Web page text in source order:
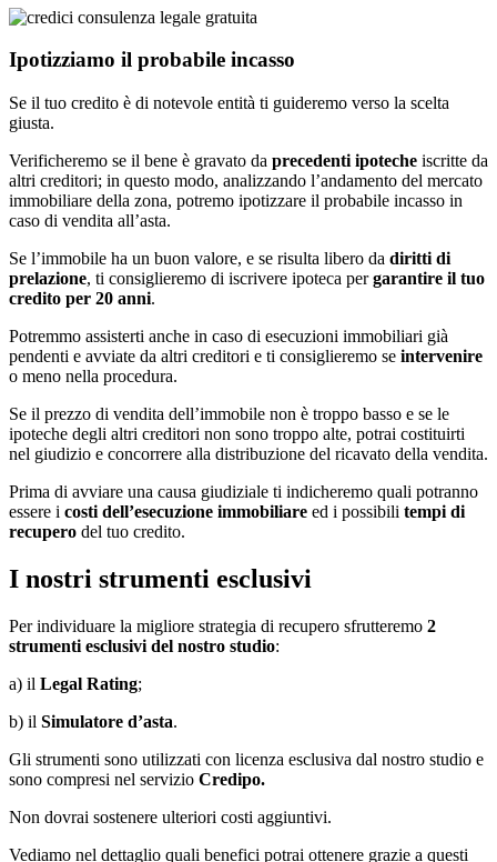
Ipotizziamo il probabile incasso
Se il tuo credito è di notevole entità ti guideremo verso la scelta
giusta.
Verificheremo se il bene è gravato da precedenti ipoteche iscritte da
altri creditori; in questo modo, analizzando l’andamento del mercato
immobiliare della zona, potremo ipotizzare il probabile incasso in
caso di vendita all’asta.
Se l’immobile ha un buon valore, e se risulta libero da diritti di
prelazione, ti consiglieremo di iscrivere ipoteca pergarantire il tuo
credito per 20 anni.
Potremmo assisterti anche in caso di esecuzioni immobiliari già
pendenti e avviate da altri creditori e ti consiglieremo se intervenire
o meno nella procedura.
Se il prezzo di vendita dell’immobile non è troppo basso e se le
ipoteche degli altri creditori non sono troppo alte, potrai costituirti
nel giudizio e concorrere alla distribuzione del ricavato della vendita.
Prima di avviare una causa giudiziale ti indicheremo quali potranno
essere i costi dell’esecuzione immobiliare ed i possibili tempi di
recupero del tuo credito.
I nostri strumenti esclusivi
Per individuare la migliore strategia di recupero sfrutteremo 2
strumenti esclusivi del nostro studio:
a) il Legal Rating;
b) il Simulatore d’asta.
Gli strumenti sono utilizzati con licenza esclusiva dal nostro studio e
sono compresi nel servizio Credipo.
Non dovrai sostenere ulteriori costi aggiuntivi.
Vediamo nel dettaglio quali benefici potrai ottenere grazie a questi